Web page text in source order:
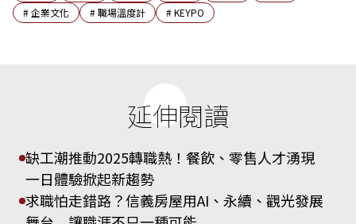
#企業文化 #職場溫度計 #KEYPO
延伸閱讀
缺工潮推動2025轉職熱！餐飲、零售人才湧現
一日體驗掀起新趨勢
求職怕走錯路？信義房屋用AI、永續、觀光發展